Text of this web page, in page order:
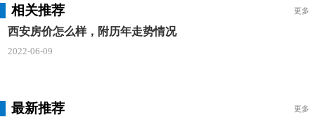
相关推荐 更多
西安房价怎么样，附历年走势情况
2022-06-09
最新推荐 更多